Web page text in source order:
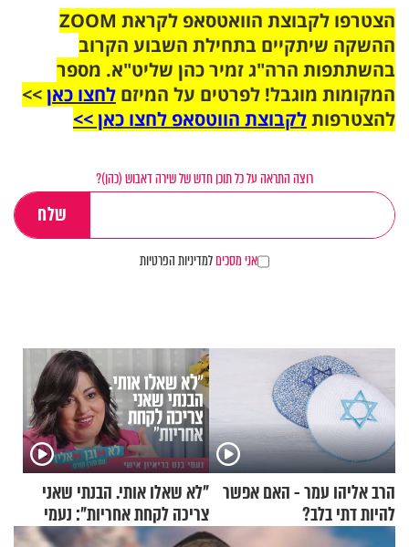
הצטרפו לקבוצת הוואטסאפ לקראת ZOOM
ההשקה שיתקיים בתחילת השבוע הקרוב
בהשתתפות הרה"ג זמיר כהן שליט"א. מספר
המקומות מוגבל! לפרטים על המיזם לחצו כאן>>
להצטרפותלקבוצת הווטסאפ לחצו כאן >>
רוצה התראה על כל תוכן חדש של שירה דאבוש (כהן)?
אני מסכיםלמדיניות הפרטיות
הרב אליהו עמר - האם אפשר
להיות דתי בלב?
"לא שאלו אותי. הבנתי שאני
צריכה לקחת אחריות": נעמי
בנט בריאיון אישי